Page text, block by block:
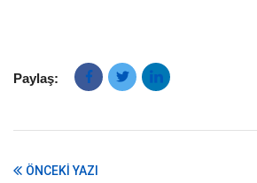
Paylaş:
ÖNCEKI YAZI